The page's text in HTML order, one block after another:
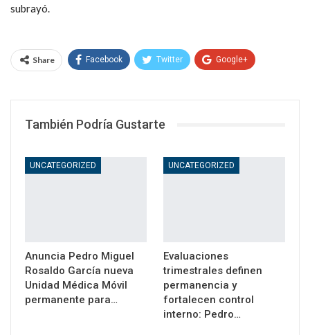
subrayó.
Share Facebook Twitter Google+
También Podría Gustarte
UNCATEGORIZED
Anuncia Pedro Miguel
Rosaldo García nueva
Unidad Médica Móvil
permanente para…
UNCATEGORIZED
Evaluaciones
trimestrales definen
permanencia y
fortalecen control
interno: Pedro…